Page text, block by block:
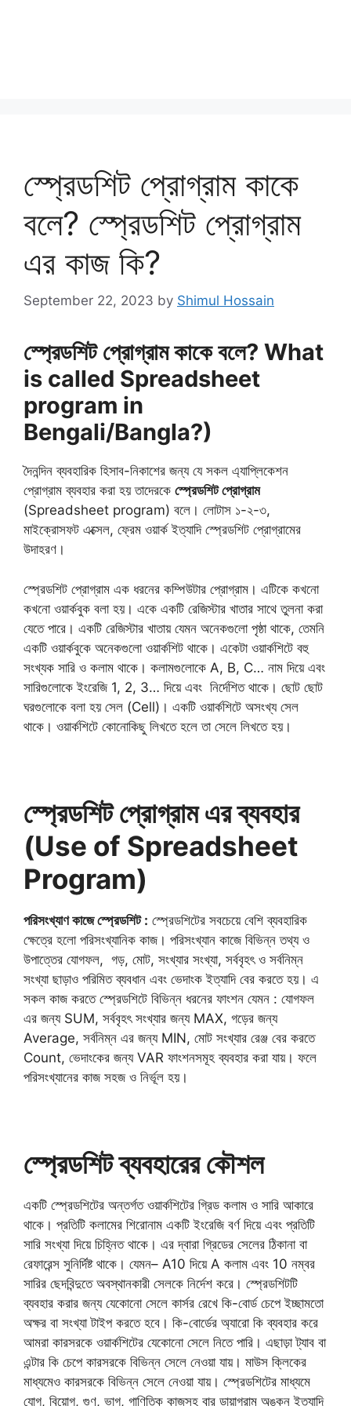
স্প্রেডশিট প্রোগ্রাম কাকে
বলে? স্প্রেডশিট প্রোগ্রাম
এর কাজ কি?
September 22, 2023 by Shimul Hossain
স্প্রেডশিট প্রোগ্রাম কাকে বলে? What
is called Spreadsheet
program in
Bengali/Bangla?)
দৈনন্দিন ব্যবহারিক হিসাব-নিকাশের জন্য যে সকল এ্যাপ্লিকেশন
প্রোগ্রাম ব্যবহার করা হয় তাদেরকে স্প্রেডশিট প্রোগ্রাম
(Spreadsheet program) বলে। লোটাস ১-২-৩,
মাইক্রোসফট এক্সেল, ফ্রেম ওয়ার্ক ইত্যাদি স্প্রেডশিট প্রোগ্রামের
উদাহরণ।
স্প্রেডশিট প্রোগ্রাম এক ধরনের কম্পিউটার প্রোগ্রাম। এটিকে কখনো
কখনো ওয়ার্কবুক বলা হয়। একে একটি রেজিস্টার খাতার সাথে তুলনা করা
যেতে পারে। একটি রেজিস্টার খাতায় যেমন অনেকগুলো পৃষ্ঠা থাকে, তেমনি
একটি ওয়ার্কবুকে অনেকগুলো ওয়ার্কশিট থাকে। একেটা ওয়ার্কশিটে বহু
সংখ্যক সারি ও কলাম থাকে। কলামগুলোকে A, B, C… নাম দিয়ে এবং
সারিগুলোকে ইংরেজি 1, 2, 3… দিয়ে এবং নির্দেশিত থাকে। ছোট ছোট
ঘরগুলোকে বলা হয় সেল (Cell)। একটি ওয়ার্কশিটে অসংখ্য সেল
থাকে। ওয়ার্কশিটে কোনোকিছু লিখতে হলে তা সেলে লিখতে হয়।
স্প্রেডশিট প্রোগ্রাম এর ব্যবহার
(Use of Spreadsheet
Program)
পরিসংখ্যাণ কাজে স্প্রেডশিট : স্প্রেডশিটের সবচেয়ে বেশি ব্যবহারিক
ক্ষেত্রে হলো পরিসংখ্যানিক কাজ। পরিসংখ্যান কাজে বিভিন্ন তথ্য ও
উপাত্তের যোগফল, গড়, মোট, সংখ্যার সংখ্যা, সর্ববৃহৎ ও সর্বনিম্ন
সংখ্যা ছাড়াও পরিমিত ব্যবধান এবং ভেদাংক ইত্যাদি বের করতে হয়। এ
সকল কাজ করতে স্প্রেডশিটে বিভিন্ন ধরনের ফাংশন যেমন : যোগফল
এর জন্য SUM, সর্ববৃহৎ সংখ্যার জন্য MAX, গড়ের জন্য
Average, সর্বনিম্ন এর জন্য MIN, মোট সংখ্যার রেঞ্জ বের করতে
Count, ভেদাংকের জন্য VAR ফাংশনসমূহ ব্যবহার করা যায়। ফলে
পরিসংখ্যানের কাজ সহজ ও নির্ভূল হয়।
স্প্রেডশিট ব্যবহারের কৌশল
একটি স্প্রেডশিটের অন্তর্গত ওয়ার্কশিটের গ্রিড কলাম ও সারি আকারে
থাকে। প্রতিটি কলামের শিরোনাম একটি ইংরেজি বর্ণ দিয়ে এবং প্রতিটি
সারি সংখ্যা দিয়ে চিহ্নিত থাকে। এর দ্বারা গ্রিডের সেলের ঠিকানা বা
রেফারেন্স সুনির্দিষ্ট থাকে। যেমন– A10 দিয়ে A কলাম এবং 10 নম্বর
সারির ছেদবিন্দুতে অবস্থানকারী সেলকে নির্দেশ করে। স্প্রেডশিটটি
ব্যবহার করার জন্য যেকোনো সেলে কার্সর রেখে কি-বোর্ড চেপে ইচ্ছামতো
অক্ষর বা সংখ্যা টাইপ করতে হবে। কি-বোর্ডের অ্যারো কি ব্যবহার করে
আমরা কারসরকে ওয়ার্কশিটের যেকোনো সেলে নিতে পারি। এছাড়া ট্যাব বা
এন্টার কি চেপে কারসরকে বিভিন্ন সেলে নেওয়া যায়। মাউস ক্লিকের
মাধ্যমেও কারসরকে বিভিন্ন সেলে নেওয়া যায়। স্প্রেডশিটের মাধ্যমে
যোগ, বিয়োগ, গুণ, ভাগ, গাণিতিক কাজসহ বার ডায়াগ্রাম অঙ্কন ইত্যাদি